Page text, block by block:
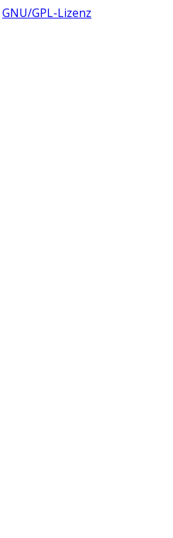
GNU/GPL-Lizenz